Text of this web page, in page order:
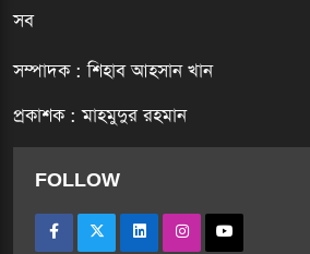
সব
সম্পাদক : শিহাব আহসান খান
প্রকাশক : মাহমুদুর রহমান
FOLLOW